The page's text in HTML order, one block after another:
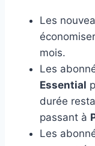
Les
économiser
mois.
Les
Essential
durée
passant à
Les